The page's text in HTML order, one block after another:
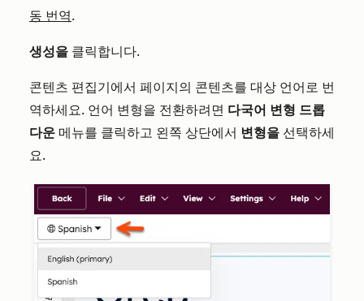
동 번역.
생성을 클릭합니다.
콘텐츠 편집기에서 페이지의 콘텐츠를 대상 언어로 번
역하세요. 언어 변형을 전환하려면 다국어 변형 드롭
다운 메뉴를 클릭하고 왼쪽 상단에서 변형을 선택하세
요.